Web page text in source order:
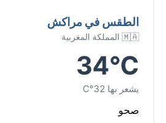
الطقس في مراكش
🇲🇦 المملكة المغربية
34°C
يشعر بها 32°C
صحو